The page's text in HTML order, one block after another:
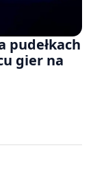
pudełkach
gier na